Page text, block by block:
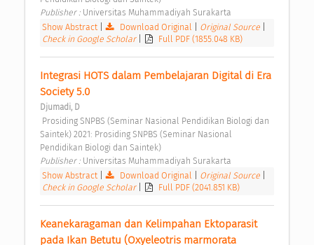
Publisher : Universitas Muhammadiyah Surakarta
Show Abstract| Download Original Original Source
Check in Google Scholar
Full PDF (1855.048 KB)
Integrasi HOTS dalam Pembelajaran Digital di Era
Society 5.0
Djumadi, D
Saintek) 2021: Prosiding SNPBS (Seminar Nasional
Pendidikan Biologi dan Saintek)
Publisher : Universitas Muhammadiyah Surakarta
Show Abstract| Download Original Original Source
Check in Google Scholar
Full PDF (2041.851 KB)
Keanekaragaman dan Kelimpahan Ektoparasit
pada Ikan Betutu (Oxyeleotris marmorata